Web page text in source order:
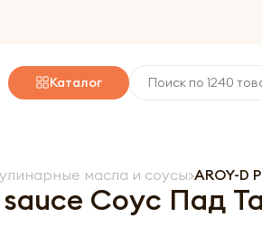
Каталог
масла и соусы AROY-D
sauce Соус Пад